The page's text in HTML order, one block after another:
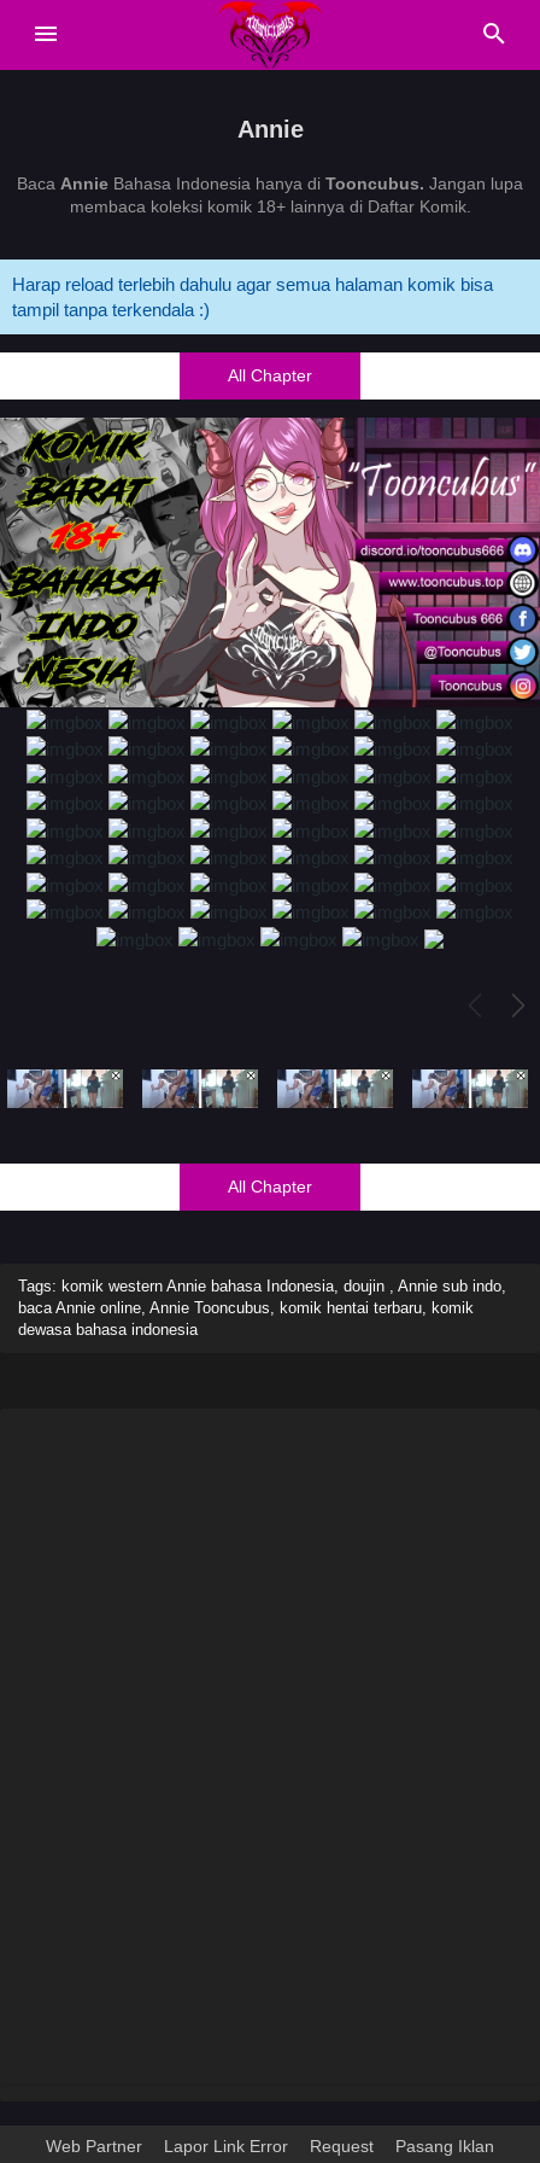
Annie
Baca Annie Bahasa Indonesia hanya di Tooncubus. Jangan lupa
membaca koleksi komik 18+ lainnya di Daftar Komik.
Harap reload terlebih dahulu agar semua halaman komik bisa
tampil tanpa terkendala :)
All Chapter
All Chapter
Tags: komik western Annie bahasa Indonesia, doujin , Annie sub indo,
baca Annie online, Annie Tooncubus, komik hentai terbaru, komik
dewasa bahasa indonesia
Web Partner Lapor Link Error Request Pasang Iklan